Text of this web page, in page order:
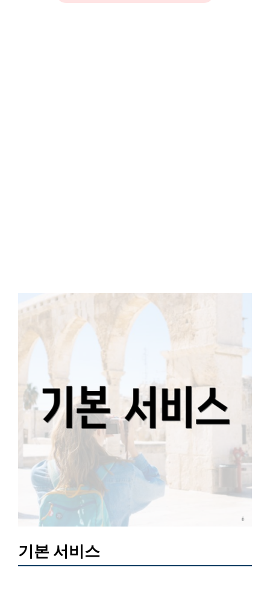
기본 서비스